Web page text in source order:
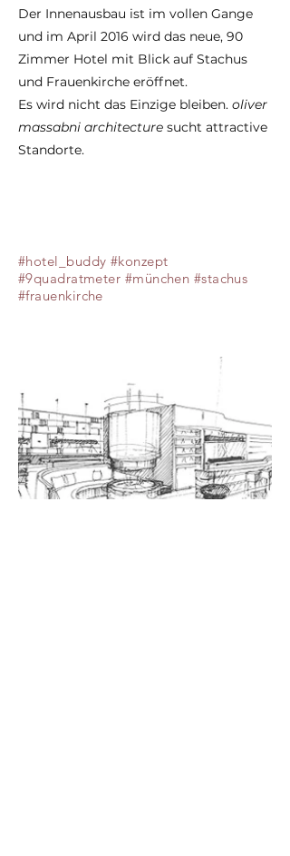
Der Innenausbau ist im vollen Gange
und im April 2016 wird das neue, 90
Zimmer Hotel mit Blick auf Stachus
und Frauenkirche eröffnet.
Es wird nicht das Einzige bleiben. oliver
massabni architecture sucht attractive
Standorte.
#hotel_buddy #konzept
#9quadratmeter #münchen #stachus
#frauenkirche